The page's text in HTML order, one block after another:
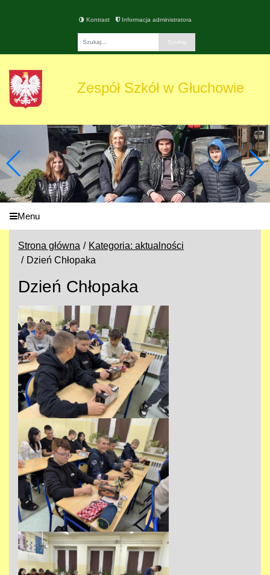
Kontrast Informacja administratora
Zespół Szkół w Głuchowie
Menu
Strona główna
Kategoria: aktualności
Dzień Chłopaka
Dzień Chłopaka